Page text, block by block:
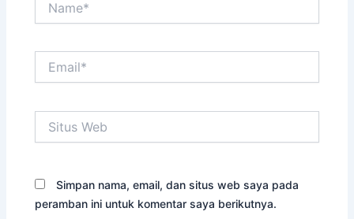
Web
Simpan nama, email, dan situs web saya pada
peramban ini untuk komentar saya berikutnya.